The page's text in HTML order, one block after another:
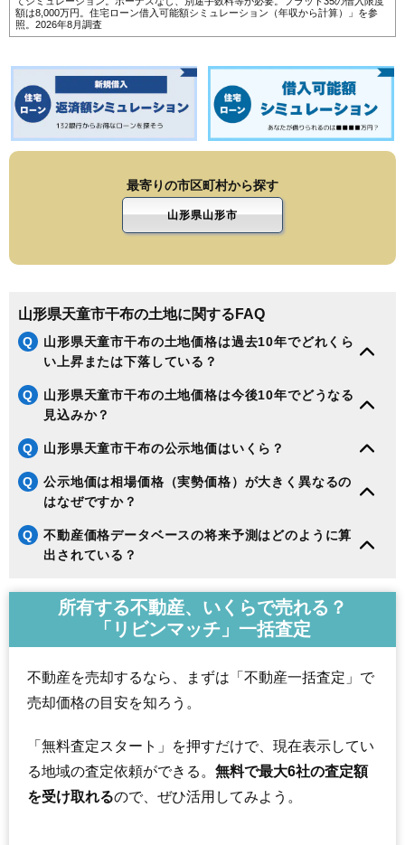
額は8,000万円。 住宅ローン借入可能額シミュレーション（年収から計算）
」を参
照。2026年8月調査
最寄りの市区町村から探す
山形県山形市
山形県天童市干布の土地に関するFAQ
Q
山形県天童市干布の土地価格は過去10年でどれくら
い上昇または下落している？
Q
山形県天童市干布の土地価格は今後10年でどうなる
見込みか？
Q 山形県天童市干布の公示地価はいくら？
Q
公示地価は相場価格（実勢価格）が大きく異なるの
はなぜですか？
Q
不動産価格データベースの将来予測はどのように算
出されている？
所有する不動産、いくらで売れる？
「リビンマッチ」一括査定
不動産を売却するなら、まずは「不動産一括査定」で
売却価格の目安を知ろう。
「無料査定スタート」を押すだけで、現在表示してい
る地域の査定依頼ができる。 無料で最大6社の査定額
を受け取れるので、ぜひ活用してみよう。